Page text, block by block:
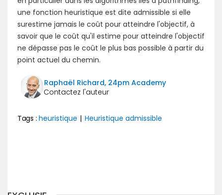
une fonction heuristique est dite admissible si elle
surestime jamais le coût pour atteindre l'objectif, à
savoir que le coût qu'il estime pour atteindre l'objectif
ne dépasse pas le coût le plus bas possible à partir du
point actuel du chemin.
Raphaël Richard, 24pm Academy
Tags : heuristique | Heuristique admissible